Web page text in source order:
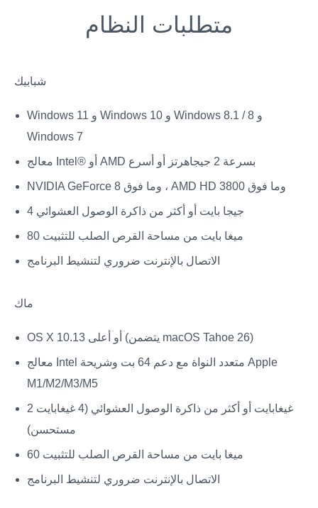
متطلبات النظام
شبابيك
Windows 11 و Windows 10 و Windows 8.1 / 8 و
Windows 7
معالج Intel® أو AMD بسرعة 2 جيجاهرتز أو أسرع
NVIDIA GeForce 8 وما فوق ، AMD HD 3800 وما فوق
4 جيجا بايت أو أكثر من ذاكرة الوصول العشوائي
80 ميغا بايت من مساحة القرص الصلب للتثبيت
الاتصال بالإنترنت ضروري لتنشيط البرنامج
ماك
OS X 10.13 أو أعلى (يتضمن macOS Tahoe 26)
معالج Intel متعدد النواة مع دعم 64 بت وشريحة Apple
M1/M2/M3/M5
2 غيغابايت أو أكثر من ذاكرة الوصول العشوائي (4 غيغابايت
مستحسن)
60 ميغا بايت من مساحة القرص الصلب للتثبيت
الاتصال بالإنترنت ضروري لتنشيط البرنامج